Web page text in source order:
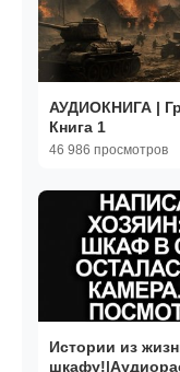
АУДИОКНИГА |
Книга 1
46 986 просмотров
Истории из